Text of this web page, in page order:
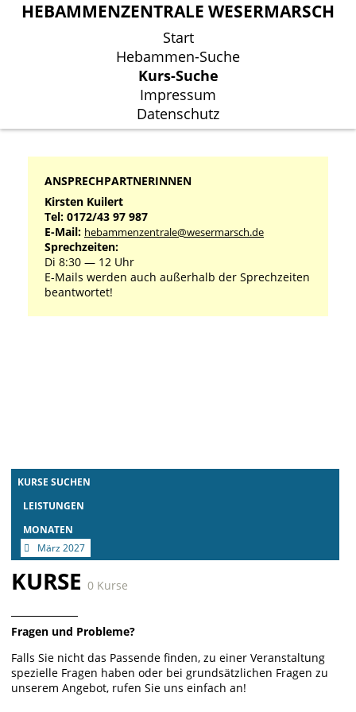
HEBAMMENZENTRALE WESERMARSCH
Start
Hebammen-Suche
Kurs-Suche
Impressum
Datenschutz
HEBAMMENZENTRALE WESERMARSCH
Start
Hebammen-Suche
Kurs-Suche
Impressum
Datenschutz
ANSPRECHPARTNERINNEN
Kirsten Kuilert
Tel: 0172/43 97 987
E-Mail: hebammenzentrale@wesermarsch.de
Sprechzeiten:
Di 8:30 ― 12 Uhr
E-Mails werden auch außerhalb der Sprechzeiten
beantwortet!
KURSE SUCHEN
LEISTUNGEN
MONATEN
März 2027
KURSE 0 Kurse
Fragen und Probleme?
Falls Sie nicht das Passende finden, zu einer Veranstaltung
spezielle Fragen haben oder bei grundsätzlichen Fragen zu
unserem Angebot, rufen Sie uns einfach an!